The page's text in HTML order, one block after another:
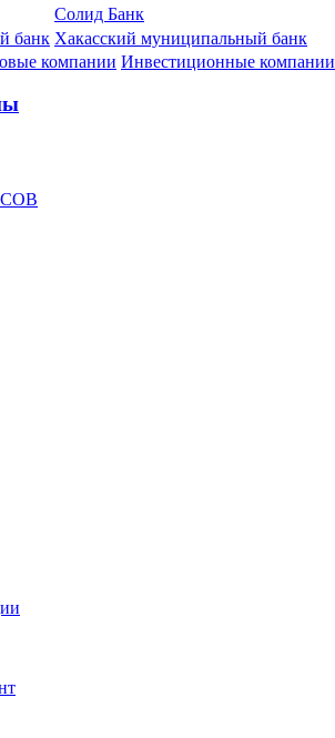
Солид Банк
Хакасский муниципальный банк
компании Инвестиционные компании